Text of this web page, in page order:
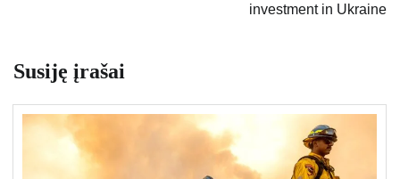
investment in Ukraine
Susiję įrašai